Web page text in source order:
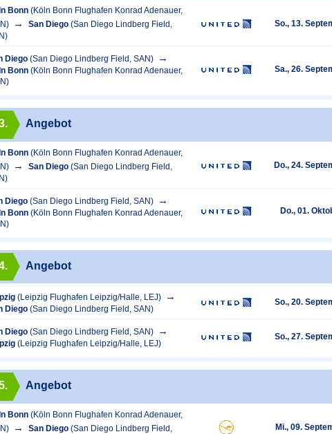
Bonn (Köln Bonn Flughafen Konrad Adenauer,
San Diego (San Diego Lindberg Field,
So., 13.
Diego (San Diego Lindberg Field, SAN)
Bonn (Köln Bonn Flughafen Konrad Adenauer,
Sa., 26.
Angebot
Bonn (Köln Bonn Flughafen Konrad Adenauer,
San Diego (San Diego Lindberg Field,
Do., 24.
Diego (San Diego Lindberg Field, SAN)
Bonn (Köln Bonn Flughafen Konrad Adenauer,
Do., 01.
Angebot
(Leipzig Flughafen Leipzig/Halle, LEJ)
Diego (San Diego Lindberg Field, SAN)
So., 20.
Diego (San Diego Lindberg Field, SAN)
(Leipzig Flughafen Leipzig/Halle, LEJ)
So., 27.
Angebot
Bonn (Köln Bonn Flughafen Konrad Adenauer,
San Diego (San Diego Lindberg Field,
Mi., 09.